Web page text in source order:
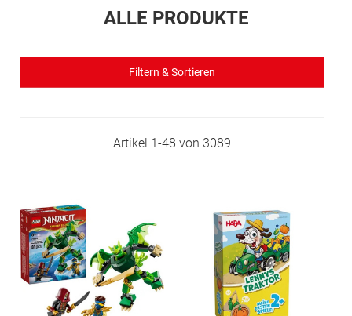
ALLE PRODUKTE
Filtern & Sortieren
Artikel 1 -48 von 3089